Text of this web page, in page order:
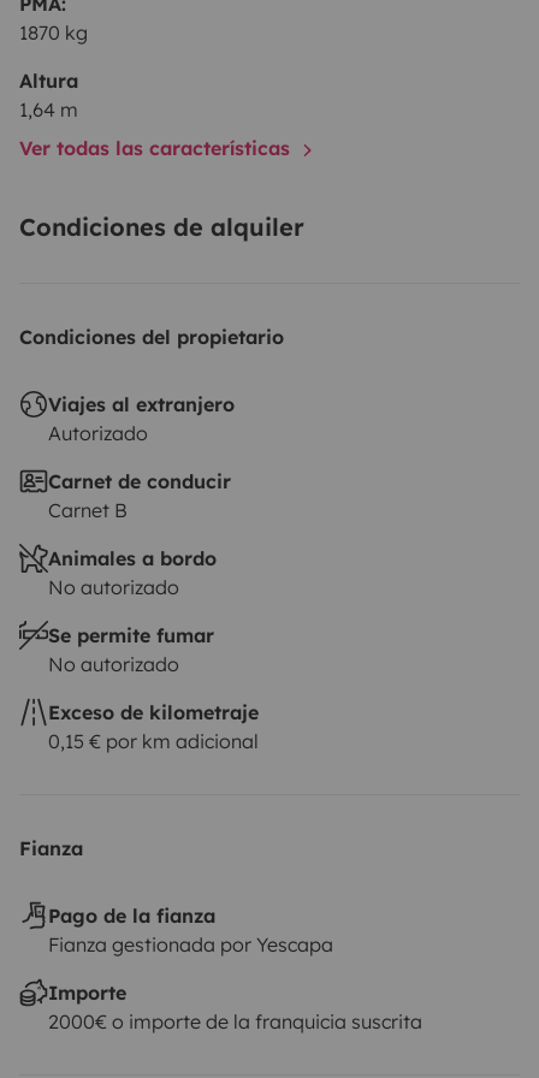
coffre de toit en même temps).
1870 kg
Altura
1,64 m
Ver todas las características
Condiciones de alquiler
Condiciones del propietario
Viajes al extranjero
Autorizado
Carnet de conducir
Carnet B
Animales a bordo
No autorizado
Se permite fumar
No autorizado
Exceso de kilometraje
0,15 € por km adicional
Fianza
Pago de la fianza
Fianza gestionada por Yescapa
Importe
2000€ o importe de la franquicia suscrita